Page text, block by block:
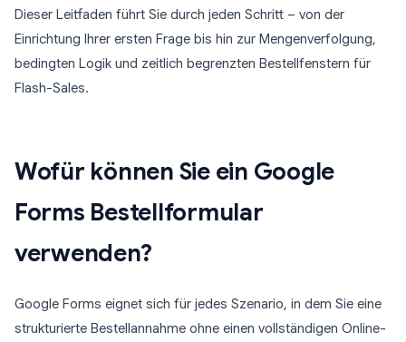
Dieser Leitfaden führt Sie durch jeden Schritt – von der
Einrichtung Ihrer ersten Frage bis hin zur Mengenverfolgung,
bedingten Logik und zeitlich begrenzten Bestellfenstern für
Flash-Sales.
Wofür können Sie ein Google
Forms Bestellformular
verwenden?
Google Forms eignet sich für jedes Szenario, in dem Sie eine
strukturierte Bestellannahme ohne einen vollständigen Online-